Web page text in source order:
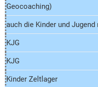
Geocoaching)
auch die Kinder und
KJG
KJG
Kinder Zeltlager